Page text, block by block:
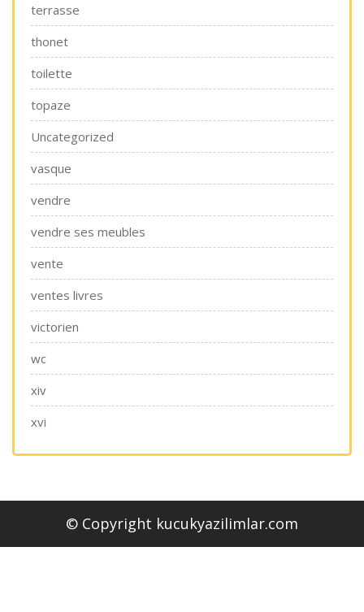
terrasse
thonet
toilette
topaze
Uncategorized
vasque
vendre
vendre ses meubles
vente
ventes livres
victorien
wc
xiv
xvi
© Copyright kucukyazilimlar.com